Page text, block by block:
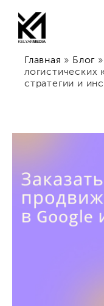
Главная » Блог »
логистических
стратегии и